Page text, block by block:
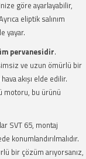
göre ayarlayabilir,
eliptik salınım
yayar.
pervanesidir.
ve uzun ömürlü bir
akışı elde edilir.
motoru, bu ürünü
SVT 65, montaj
konumlandırılmalıdır.
bir çözüm arıyorsanız,